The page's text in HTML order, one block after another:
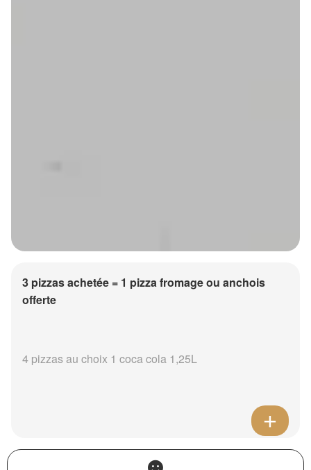
3 pizzas achetée = 1 pizza fromage ou anchois
offerte
4 pizzas au choix 1 coca cola 1,25L